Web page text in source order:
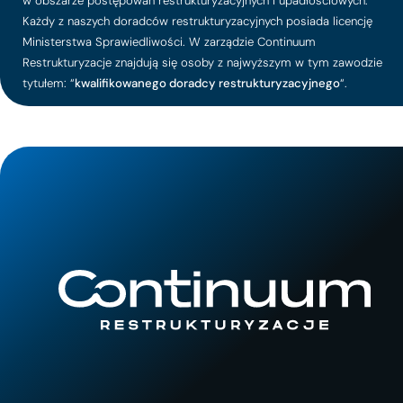
Każdy z naszych doradców restrukturyzacyjnych posiada licencję
Ministerstwa Sprawiedliwości. W zarządzie Continuum
Restrukturyzacje znajdują się osoby z najwyższym w tym zawodzie
tytułem: “kwalifikowanego doradcy restrukturyzacyjnego“.